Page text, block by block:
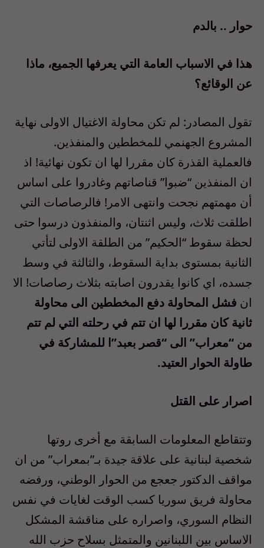
حوار .. بالدم
هذا في الاسباب العامة التي يعرفها الجميع، ماذا
عن الوقائع؟
تقول المصادر: لم تكن محاولة الاغتيال الاولى نهاية
المشروع الجهنمي للمخططين والمنفذين.
فالعملية القذرة كان مقررا لها ان تكون نهائية! اذ
ان المنفذين “ضبوا” قناصاتهم وغادروا على اساس
أن مهمتهم نجحت وانتهى الامر! فالرصاصات التي
اطلقت ثلاث، وليس اثنتان، والمنفذون درسوا حتى
لحظة سقوط “الحكيم” من الطلقة الاولى لتأتي
الثانية بمستوى بداية السقوط، والثالثة في وسط
جسده، اي كانوا يقدرون اصابته بثلاث رصاصات! الا
ان فشل المحاولة دفع المخططين الى محاولة
ثانية كان مقررا لها ان تتم في رحلته التي لم تتم
من “معراب” الى “قصر بعبد”ا للمشاركة في
طاولة الحوار العتيد.
اصرار على القتل
وتتقاطع المعلومات السابقة مع أخرى روتها
شخصية لبنانية على علاقة جيدة بـ”بمعراب” من ان
مواقف الدكتور جعجع من الحوار الوطني، ورفضه
محاولة فريق سوريا كسب الوقت لغايات في نفس
النظام السوري، واصراره على مناقشة المشكل
الاساس بين اللبنانين والمتمثل بسلاح حزب الله